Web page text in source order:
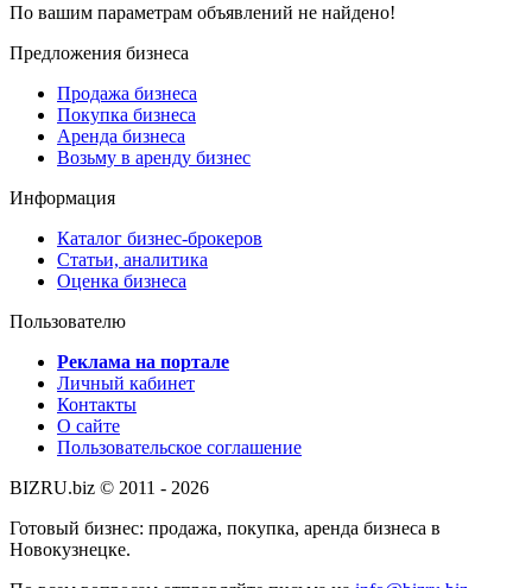
По вашим параметрам объявлений не найдено!
Предложения бизнеса
Продажа бизнеса
Покупка бизнеса
Аренда бизнеса
Возьму в аренду бизнес
Информация
Каталог бизнес-брокеров
Статьи, аналитика
Оценка бизнеса
Пользователю
Реклама на портале
Личный кабинет
Контакты
О сайте
Пользовательское соглашение
BIZRU.biz © 2011 - 2026
Готовый бизнес: продажа, покупка, аренда бизнеса в
Новокузнецке.